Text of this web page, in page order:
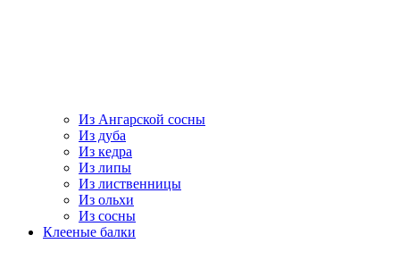
Из Ангарской сосны
Из дуба
Из кедра
Из липы
Из лиственницы
Из ольхи
Из сосны
Клееные балки